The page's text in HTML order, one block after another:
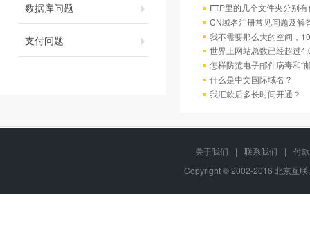
数据库问题
支付问题
FTP里的几个文件夹分别
CN域名注册常见问题及解
我不需要那么大的空间，
世界上网站总数已经超过
怎样防范电子邮件病毒和“
什么是中文国际域名？
我汇款后多长时间开通？
关于我们 | 联系我们 |
付
Copyright © 2002-2016 北京互